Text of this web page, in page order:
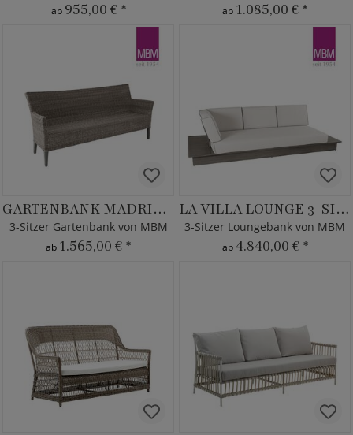
ab 955,00 € * ab 1.085,00 € *
GARTENBANK MADRIGAL
3-Sitzer Gartenbank von MBM
ab 1.565,00 € *
LA VILLA LOUNGE 3-SITZER
3-Sitzer Loungebank von MBM
ab 4.840,00 € *